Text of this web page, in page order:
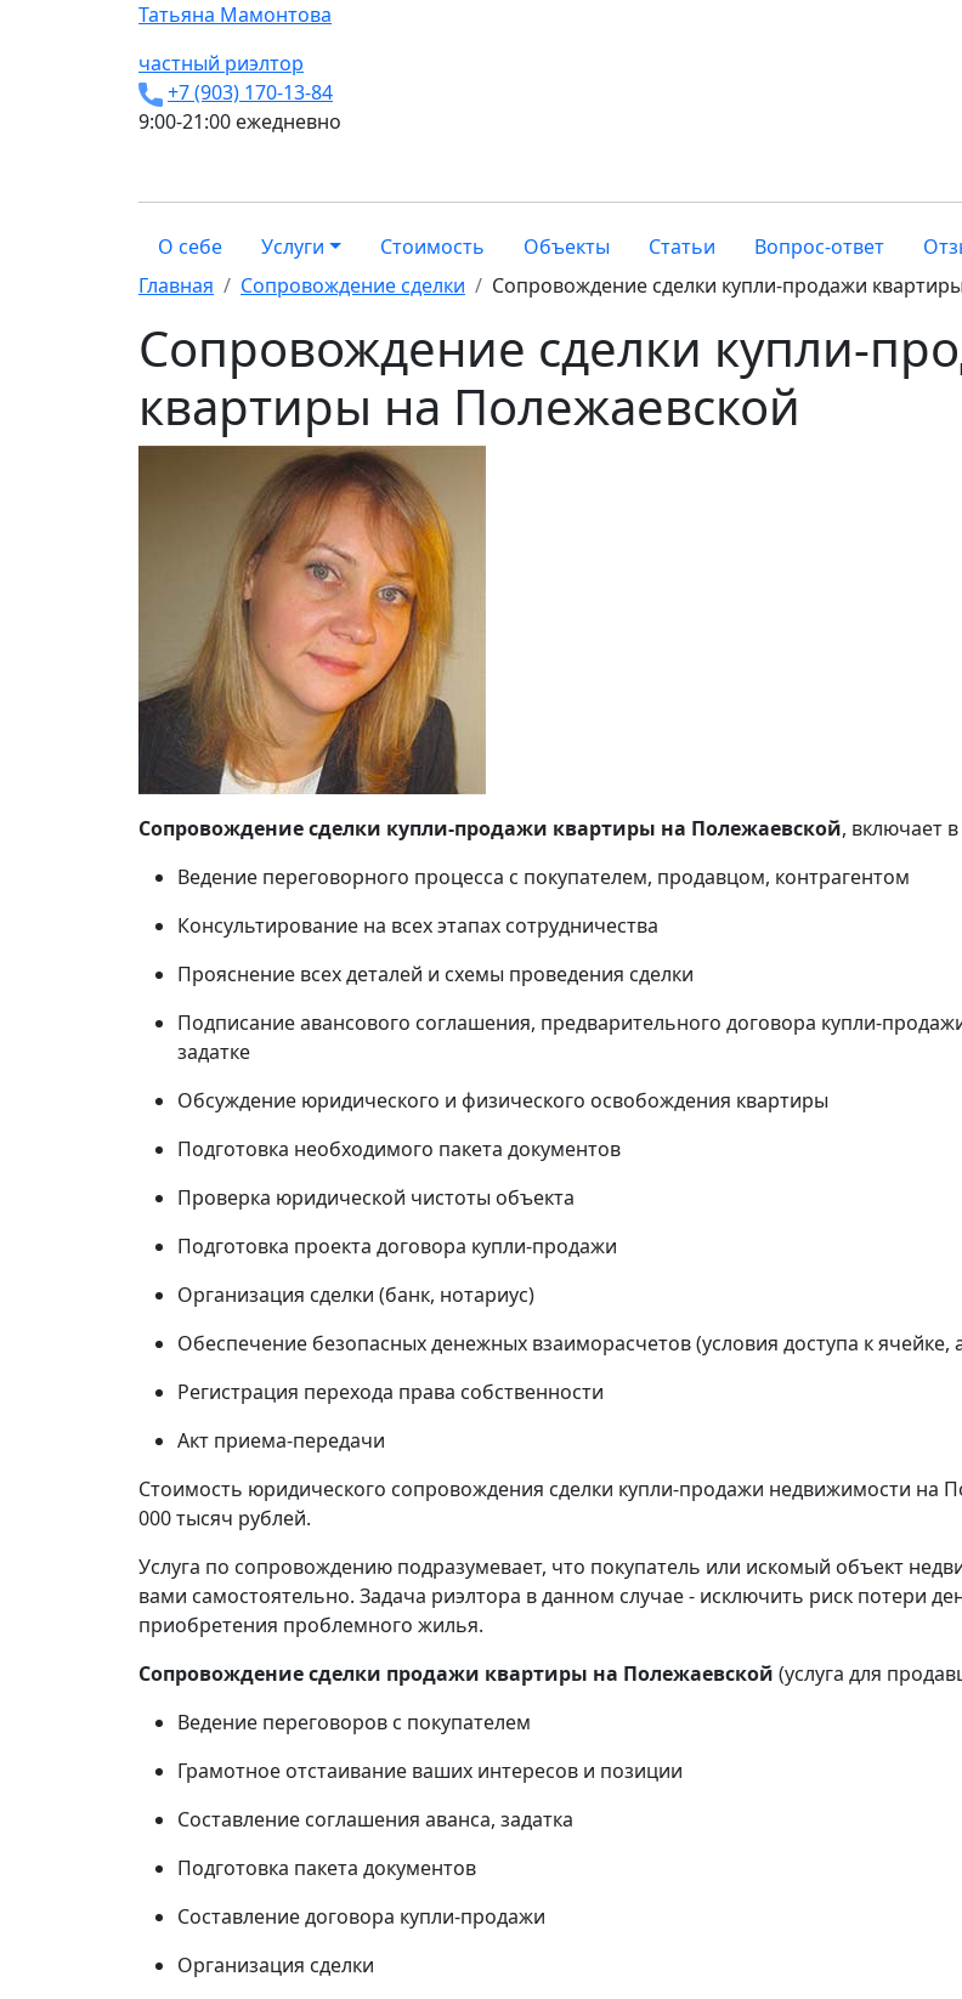
Татьяна Мамонтова
частный риэлтор
+7 (903) 170-13-84
9:00-21:00 ежедневно
О себе Услуги Стоимость Объекты Статьи Вопрос-ответ
Главная
Сопровождение сделки Сопровождение сделки купли-продажи
Сопровождение сделки купли-
квартиры на Полежаевской
Сопровождение сделки купли-продажи квартиры на Полежаевской, включает
Ведение переговорного процесса с покупателем, продавцом, контрагентом
Консультирование на всех этапах сотрудничества
Прояснение всех деталей и схемы проведения сделки
Подписание авансового соглашения, предварительного договора купли-
задатке
Обсуждение юридического и физического освобождения квартиры
Подготовка необходимого пакета документов
Проверка юридической чистоты объекта
Подготовка проекта договора купли-продажи
Организация сделки (банк, нотариус)
Обеспечение безопасных денежных взаиморасчетов (условия доступа к ячейке,
Регистрация перехода права собственности
Акт приема-передачи
Стоимость юридического сопровождения сделки купли-продажи недвижимости на
000 тысяч рублей.
Услуга по сопровождению подразумевает, что покупатель или искомый объект
вами самостоятельно. Задача риэлтора в данном случае - исключить риск потери
приобретения проблемного жилья.
Сопровождение сделки продажи квартиры на Полежаевской (услуга для
Ведение переговоров с покупателем
Грамотное отстаивание ваших интересов и позиции
Составление соглашения аванса, задатка
Подготовка пакета документов
Составление договора купли-продажи
Организация сделки